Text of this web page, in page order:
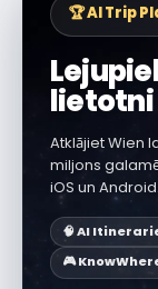
🏆 AI Trip
lietotni
Atklājiet Wien
miljons
iOS un Android.
🧠 AI
🎮